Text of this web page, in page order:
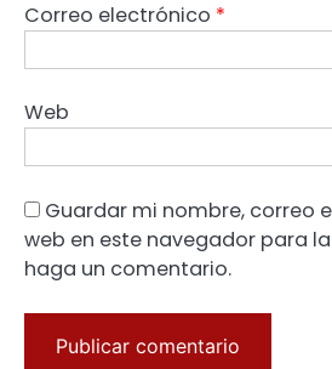
Correo electrónico *
Web
Guardar mi nombre, correo
web en este navegador para
haga un comentario.